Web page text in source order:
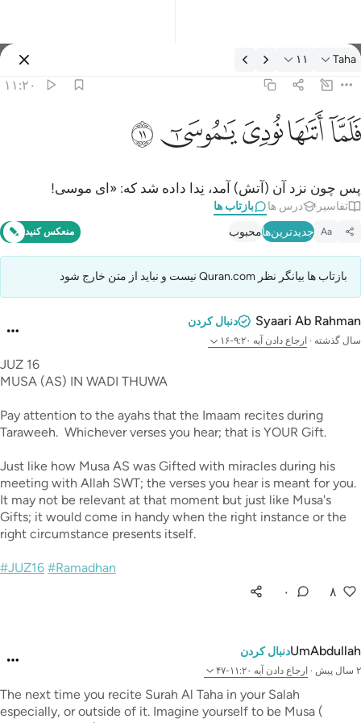
بازتاب ها: Taha ۱۱:۲۰
Taha ۱۱
۱۱:۲۰
فلما اتاها نودي يا موسى ١١
فَلَمَّآ أَتَىٰهَا نُودِىَ يَـٰمُوسَىٰٓ ١١
ﲵﲶﲷﲸﲹ
پس چون نزد آن (آتش) آمد، نِدا داده شد که: «ای موسی!
تفاسیر درس ها بازتاب ها
Aa جدیدترین‌هامحبوب منعکس کنید
بازتاب ها بیانگر نظر Quran.com نیست و نباید از متن خارج شود
Syaari Ab Rahman دنبال کردن
سال گذشته · ارجاع دادن آیه ۹:۲۰-۱۶
JUZ 16
MUSA (AS) IN WADI THUWA
Pay attention to the ayahs that the Imaam recites during
Taraweeh. Whichever verses you hear; that is YOUR Gift.
Just like how Musa AS was Gifted with miracles during his
meeting with Allah SWT; the verses you hear is meant for you.
It may not be relevant at that moment but just like Musa's
Gifts; it would come in handy when the right instance or the
right circumstance presents itself.
#JUZ16 #Ramadhan
۸
۰
UmAbdullahدنبال کردن
۲ سال پیش · ارجاع دادن آیه ۱۱:۲۰-۴۷
The next time you recite Surah Al Taha in your Salah
especially, or outside of it. Imagine yourself to be Musa (